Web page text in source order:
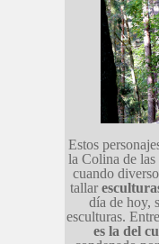
Estos
la Colina de las
cuando
tallar
día de hoy,
esculturas.
es la del